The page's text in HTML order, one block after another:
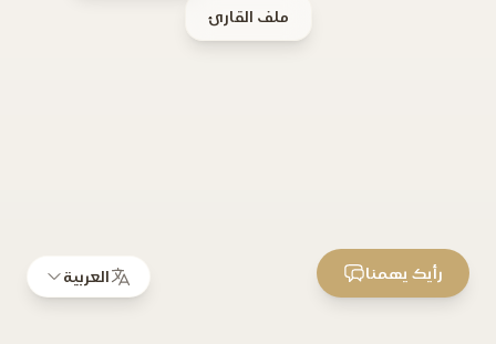
ملف القارئ
العربية رأيك يهمنا